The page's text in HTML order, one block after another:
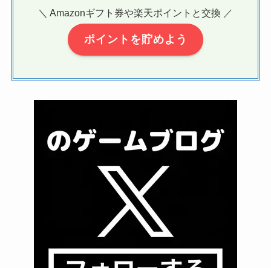
＼ Amazonギフト券や楽天ポイントと交換 ／
ポイントを貯めよう